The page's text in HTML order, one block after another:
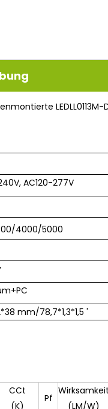
LEDLL0113M-
AC120-277V
4000/5000
mm/78,7*1,3*1,5 '
CCt
(K)
Pf
Wirksamkeit
(LM/W)